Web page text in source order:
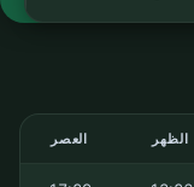
الظهر العصر